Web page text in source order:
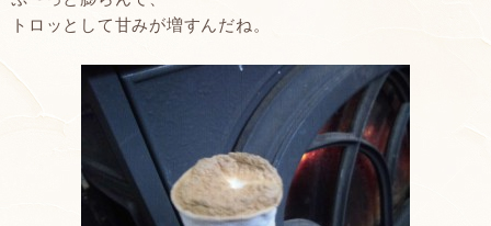
トロッとして甘みが増すんだね。